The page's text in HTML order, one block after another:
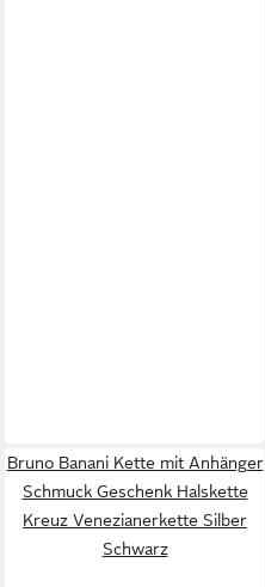
Bruno Banani Kette mit Anhänger
Schmuck Geschenk Halskette
Kreuz Venezianerkette Silber
Schwarz